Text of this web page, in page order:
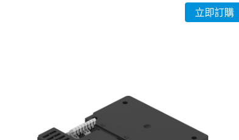
立即訂購